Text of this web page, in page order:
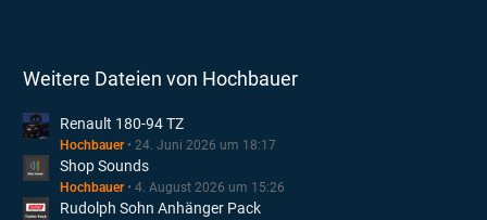
Weitere Dateien von Hochbauer
Renault 180-94 TZ
Hochbauer 24. Juni 2026 um 18:17
Shop Sounds
Hochbauer 4. August 2026 um 15:26
Rudolph Sohn Anhänger Pack